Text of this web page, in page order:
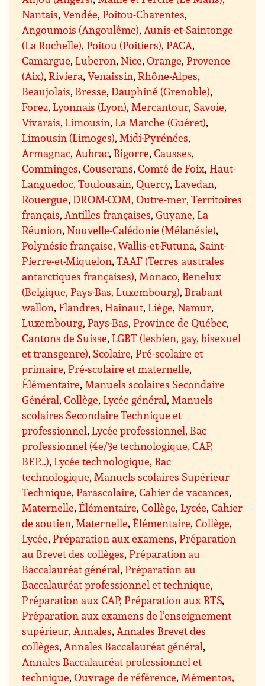
Nantais,Vendée,Poitou-Charentes,
Angoumois (Angoulême), Aunis-et-Saintonge
(La Rochelle),Poitou (Poitiers),PACA,
Camargue,Luberon,Nice,Orange,Provence
(Aix),Riviera,Venaissin,Rhône-Alpes,
Beaujolais, Bresse,Dauphiné (Grenoble),
Forez,Lyonnais (Lyon), Mercantour, Savoie,
Vivarais,Limousin,La Marche (Guéret),
Limousin (Limoges), Midi-Pyrénées,
Armagnac, Aubrac, Bigorre,Causses,
Comminges,Couserans,Comté de Foix,Haut-
Languedoc, Toulousain,Quercy,Lavedan,
Rouergue,DROM-COM, Outre-mer, Territoires
français, Antilles françaises,Guyane,La
Réunion,Nouvelle-Calédonie (Mélanésie),
Polynésie française, Wallis-et-Futuna, Saint-
Pierre-et-Miquelon,TAAF (Terres australes
antarctiques françaises), Monaco, Benelux
(Belgique, Pays-Bas, Luxembourg), Brabant
wallon,Flandres,Hainaut,Liège,Namur,
Luxembourg,Pays-Bas,Province de Québec,
Cantons de Suisse,LGBT (lesbien, gay, bisexuel
et transgenre), Scolaire,Pré-scolaire et
primaire,Pré-scolaire et maternelle,
Élémentaire, Manuels scolaires Secondaire
Général,Collège,Lycée général, Manuels
scolaires Secondaire Technique et
professionnel,Lycée professionnel, Bac
professionnel (4e/3e technologique, CAP,
BEP…),Lycée technologique, Bac
technologique, Manuels scolaires Supérieur
Technique,Parascolaire,Cahier de vacances,
Maternelle,Élémentaire,Collège,Lycée,Cahier
de soutien, Maternelle,Élémentaire,Collège,
Lycée,Préparation aux examens,Préparation
au Brevet des collèges,Préparation au
Baccalauréat général,Préparation au
Baccalauréat professionnel et technique,
Préparation aux CAP,Préparation aux BTS,
Préparation aux examens de l’enseignement
supérieur, Annales, Annales Brevet des
collèges, Annales Baccalauréat général,
Annales Baccalauréat professionnel et
technique,Ouvrage de référence, Mémentos,